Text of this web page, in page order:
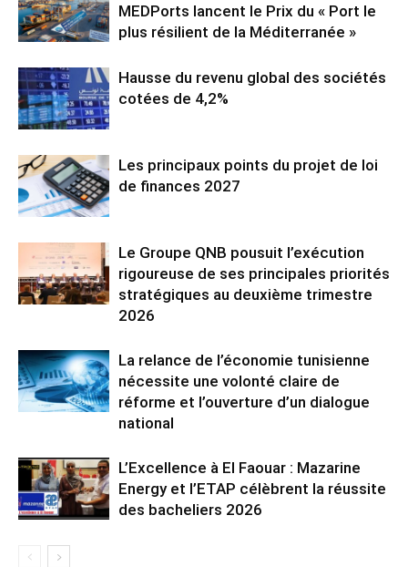
MEDPorts lancent le Prix du « Port le
plus résilient de la Méditerranée »
Hausse du revenu global des sociétés
cotées de 4,2%
Les principaux points du projet de loi
de finances 2027
Le Groupe QNB pousuit l’exécution
rigoureuse de ses principales priorités
stratégiques au deuxième trimestre
2026
La relance de l’économie tunisienne
nécessite une volonté claire de
réforme et l’ouverture d’un dialogue
national
L’Excellence à El Faouar : Mazarine
Energy et l’ETAP célèbrent la réussite
des bacheliers 2026